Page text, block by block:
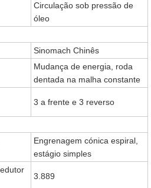
Circulação sob pressão de
óleo
Sinomach Chinês
Mudança de energia, roda
dentada na malha constante
3 a frente e 3 reverso
Engrenagem cónica espiral,
estágio simples
3.889